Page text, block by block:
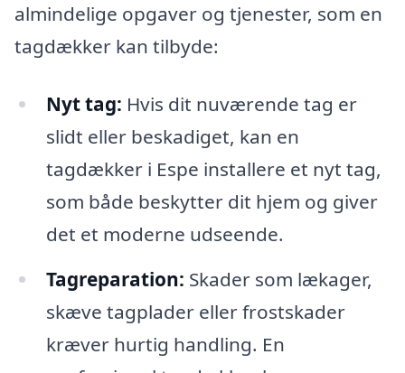
almindelige opgaver og tjenester, som en
tagdækker kan tilbyde:
Nyt tag: Hvis dit nuværende tag er
slidt eller beskadiget, kan en
tagdækker i Espe installere et nyt tag,
som både beskytter dit hjem og giver
det et moderne udseende.
Tagreparation: Skader som lækager,
skæve tagplader eller frostskader
kræver hurtig handling. En